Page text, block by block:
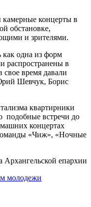
камерные концерты в
обстановке,
и зрителями.
как одна из форм
распространены в
время давали
Шевчук, Борис
квартирники
подобные встречи до
концертах
«Чиж», «Ночные
Архангельской епархии
молодежи